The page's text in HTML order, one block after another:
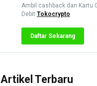
Ambil cashback dan Kartu
Debit Tokocrypto
Daftar Sekarang
Artikel Terbaru